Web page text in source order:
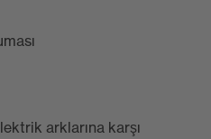
arklarına karşı